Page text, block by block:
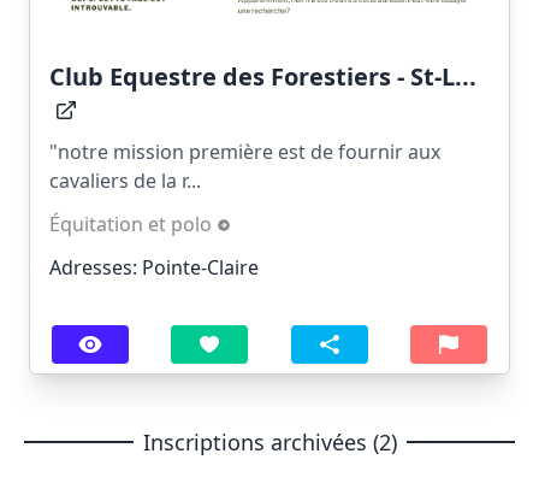
Club Equestre des Forestiers - St-L...
"notre mission première est de fournir aux
cavaliers de la r...
Équitation et polo
Adresses: Pointe-Claire
Inscriptions archivées (2)